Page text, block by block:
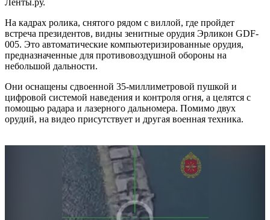
На кадрах ролика, снятого рядом с виллой, где пройдет
встреча президентов, видны зенитные орудия Эрликон GDF-
005. Это автоматические компьютеризированные орудия,
предназначенные для противовоздушной обороны на
небольшой дальности.
Они оснащены сдвоенной 35-миллиметровой пушкой и
цифровой системой наведения и контроля огня, а целятся с
помощью радара и лазерного дальномера. Помимо двух
орудий, на видео присутствует и другая военная техника.